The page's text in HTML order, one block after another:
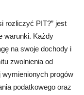
rozliczyć PIT?” jest
warunki. Każdy
na swoje dochody i
zwolnienia od
progów
podatkowego oraz